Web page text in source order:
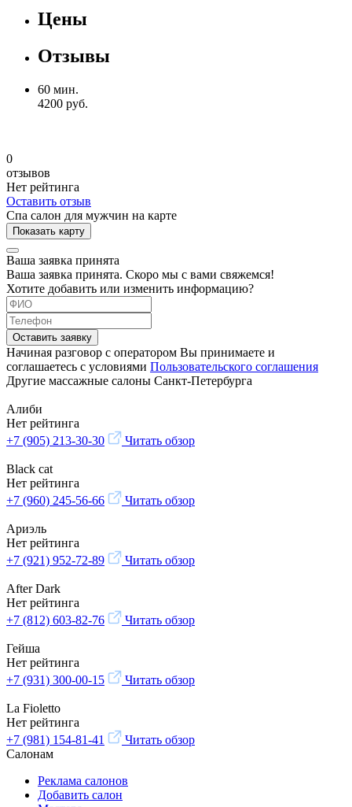
Цены
Отзывы
60 мин.
4200 руб.
0
отзывов
Нет рейтинга
Оставить отзыв
Спа салон для мужчин на карте
Показать карту
Ваша заявка принята
Ваша заявка принята. Скоро мы с вами свяжемся!
Хотите добавить или изменить информацию?
Оставить заявку
Начиная разговор с оператором Вы принимаете и
соглашаетесь с условиями Пользовательского соглашения
Другие массажные салоны Санкт-Петербурга
Алиби
Нет рейтинга
+7 (905) 213-30-30
Читать обзор
Black cat
Нет рейтинга
+7 (960) 245-56-66
Читать обзор
Ариэль
Нет рейтинга
+7 (921) 952-72-89
Читать обзор
After Dark
Нет рейтинга
+7 (812) 603-82-76
Читать обзор
Гейша
Нет рейтинга
+7 (931) 300-00-15
Читать обзор
La Fioletto
Нет рейтинга
+7 (981) 154-81-41
Читать обзор
Салонам
Реклама салонов
Добавить салон